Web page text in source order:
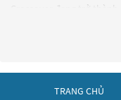
đang trở thành
được nâng cấp, hoặc là
đều được kiểm tra và
hiệu suất tốt nhất. Nếu
TRANG CHỦ